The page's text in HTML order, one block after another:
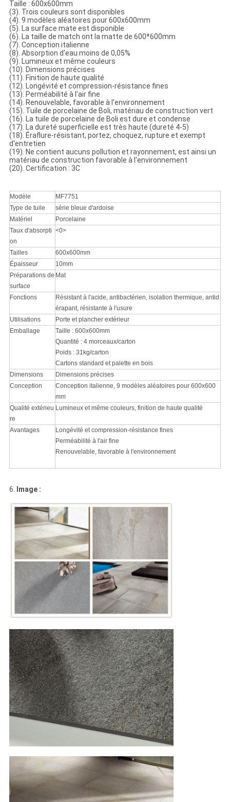
Taille : 600x600mm
(3). Trois couleurs sont disponibles
(4). 9 modèles aléatoires pour 600x600mm
(5). La surface mate est disponible
(6). La taille de match ont la matte de 600*600mm
(7). Conception italienne
(8). Absorption d'eau moins de 0,05%
(9). Lumineux et même couleurs
(10). Dimensions précises
(11). Finition de haute qualité
(12). Longévité et compression-résistance fines
(13). Perméabilité à l'air fine
(14). Renouvelable, favorable à l'environnement
(15). Tuile de porcelaine de Boli, matériau de construction vert
(16). La tuile de porcelaine de Boli est dure et condense
(17). La dureté superficielle est très haute (dureté 4-5)
(18). Éraflure-résistant, portez, choquez, rupture et exempt
d'entretien
(19). Ne contient aucuns pollution et rayonnement, est ainsi un
matériau de construction favorable à l'environnement
(20). Certification : 3C
Modèle
MF7751
Type de tuile
série bleue d'ardoise
Matériel
Porcelaine
Taux d'absorpti
on
<0>
Tailles
600x600mm
Épaisseur
10mm
Préparations de
surface
Mat
Fonctions
Résistant à l'acide, antibactérien, isolation thermique, antid
érapant, résistante à l'usure
Utilisations
Porte et plancher extérieur
Emballage
Taille : 600x600mm
Quantité : 4 morceaux/carton
Poids : 31kg/carton
Cartons standard et palette en bois
Dimensions
Dimensions précises
Conception
Conception italienne, 9 modèles aléatoires pour 600x600
mm
Qualité extérieu
re
Lumineux et même couleurs, finition de haute qualité
Avantages
Longévité et compression-résistance fines
Perméabilité à l'air fine
Renouvelable, favorable à l'environnement
6. Image :